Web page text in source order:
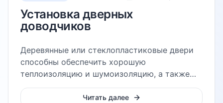
Установка дверных
доводчиков
Деревянные или стеклопластиковые двери
способны обеспечить хорошую
теплоизоляцию и шумоизоляцию, а также
защиту от сквозняков
Читать далее